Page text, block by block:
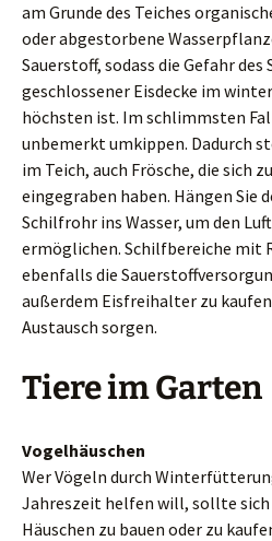
am Grunde des Teiches
oder abgestorbene
Sauerstoff, sodass die Gefahr
geschlossener Eisdecke im
höchsten ist. Im schlimmsten
unbemerkt umkippen. Dadurch
im Teich, auch Frösche, die sich
eingegraben haben. Hängen Sie
Schilfrohr ins Wasser, um den
ermöglichen. Schilfbereiche mit
ebenfalls die
außerdem Eisfreihalter zu
Austausch sorgen.
Tiere im Garten
Vogelhäuschen
Wer Vögeln durch
Jahreszeit helfen will, sollte
Häuschen zu bauen oder zu